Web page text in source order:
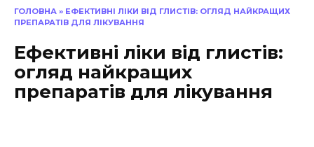
ГОЛОВНА » ЕФЕКТИВНІ ЛІКИ ВІД ГЛИСТІВ: ОГЛЯД НАЙКРАЩИХ
ПРЕПАРАТІВ ДЛЯ ЛІКУВАННЯ
Ефективні ліки від глистів:
огляд найкращих
препаратів для лікування